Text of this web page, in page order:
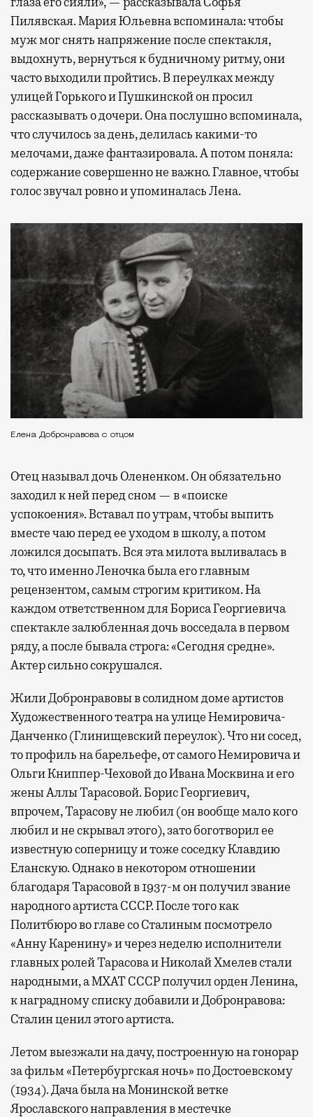
Пилявская. Мария Юльевна вспоминала: чтобы
муж мог снять напряжение после спектакля,
выдохнуть, вернуться к будничному ритму, они
часто выходили пройтись. В переулках между
улицей Горького и Пушкинской он просил
рассказывать о дочери. Она послушно вспоминала,
что случилось за день, делилась какими-то
мелочами, даже фантазировала. А потом поняла:
содержание совершенно не важно. Главное, чтобы
голос звучал ровно и упоминалась Лена.
Елена Добронравова с отцом
Отец называл дочь Олененком. Он обязательно
заходил к ней перед сном — в «поиске
успокоения». Вставал по утрам, чтобы выпить
вместе чаю перед ее уходом в школу, а потом
ложился досыпать. Вся эта милота выливалась в
то, что именно Леночка была его главным
рецензентом, самым строгим критиком. На
каждом ответственном для Бориса Георгиевича
спектакле залюбленная дочь восседала в первом
ряду, а после бывала строга: «Сегодня средне».
Актер сильно сокрушался.
Жили Добронравовы в солидном доме артистов
Художественного театра на улице Немировича-
Данченко (Глинищевский переулок). Что ни сосед,
то профиль на барельефе, от самого Немировича и
Ольги Книппер-Чеховой до Ивана Москвина и его
жены Аллы Тарасовой. Борис Георгиевич,
впрочем, Тарасову не любил (он вообще мало кого
любил и не скрывал этого), зато боготворил ее
известную соперницу и тоже соседку Клавдию
Еланскую. Однако в некотором отношении
благодаря Тарасовой в 1937-м он получил звание
народного артиста СССР. После того как
Политбюро во главе со Сталиным посмотрело
«Анну Каренину» и через неделю исполнители
главных ролей Тарасова и Николай Хмелев стали
народными, а МХАТ СССР получил орден Ленина,
к наградному списку добавили и Добронравова:
Сталин ценил этого артиста.
Летом выезжали на дачу, построенную на гонорар
за фильм «Петербургская ночь» по Достоевскому
(1934). Дача была на Монинской ветке
Ярославского направления в местечке